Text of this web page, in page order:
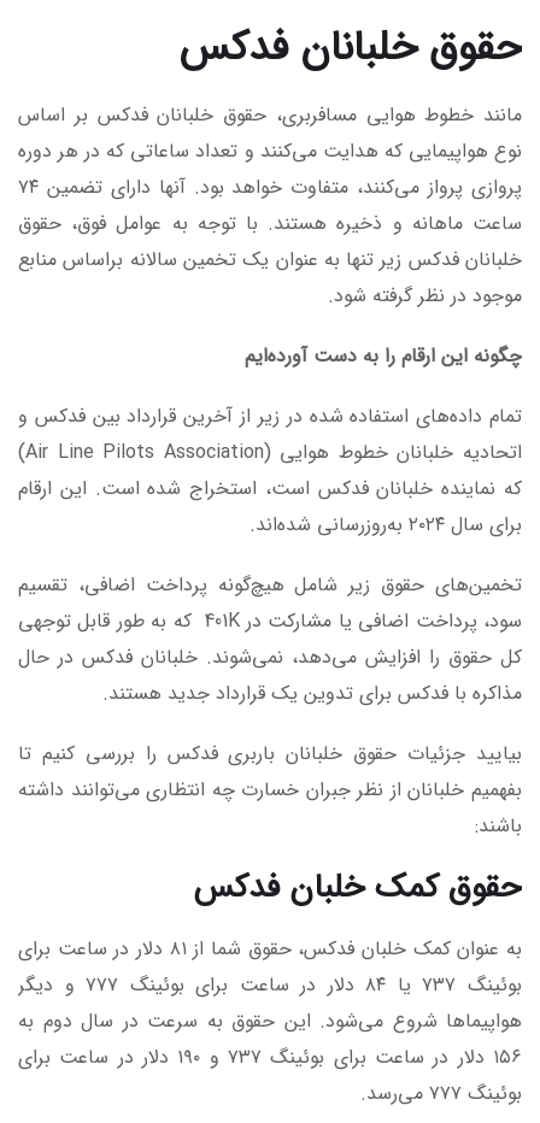
حقوق خلبانان فدکس
مانند خطوط هوایی مسافربری، حقوق خلبانان فدکس بر اساس
نوع هواپیمایی که هدایت می‌کنند و تعداد ساعاتی که در هر دوره
پروازی پرواز می‌کنند، متفاوت خواهد بود. آنها دارای تضمین ۷۴
ساعت ماهانه و ذخیره هستند. با توجه به عوامل فوق، حقوق
خلبانان فدکس زیر تنها به عنوان یک تخمین سالانه براساس منابع
موجود در نظر گرفته شود.
چگونه این ارقام را به دست آورده‌ایم
تمام داده‌های استفاده شده در زیر از آخرین قرارداد بین فدکس و
اتحادیه خلبانان خطوط هوایی (Air Line Pilots Association)
که نماینده خلبانان فدکس است، استخراج شده است. این ارقام
برای سال ۲۰۲۴ به‌روزرسانی شده‌اند.
تخمین‌های حقوق زیر شامل هیچ‌گونه پرداخت اضافی، تقسیم
سود، پرداخت اضافی یا مشارکت در 401K که به طور قابل توجهی
کل حقوق را افزایش می‌دهد، نمی‌شوند. خلبانان فدکس در حال
مذاکره با فدکس برای تدوین یک قرارداد جدید هستند.
بیایید جزئیات حقوق خلبانان باربری فدکس را بررسی کنیم تا
بفهمیم خلبانان از نظر جبران خسارت چه انتظاری می‌توانند داشته
باشند:
حقوق کمک خلبان فدکس
به عنوان کمک خلبان فدکس، حقوق شما از ۸۱ دلار در ساعت برای
بوئینگ ۷۳۷ یا ۸۴ دلار در ساعت برای بوئینگ ۷۷۷ و دیگر
هواپیماها شروع می‌شود. این حقوق به سرعت در سال دوم به
۱۵۶ دلار در ساعت برای بوئینگ ۷۳۷ و ۱۹۰ دلار در ساعت برای
بوئینگ ۷۷۷ می‌رسد.